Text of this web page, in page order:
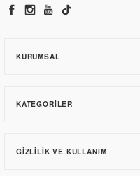
KURUMSAL
KATEGORILER
GIZLILIK VE KULLANIM